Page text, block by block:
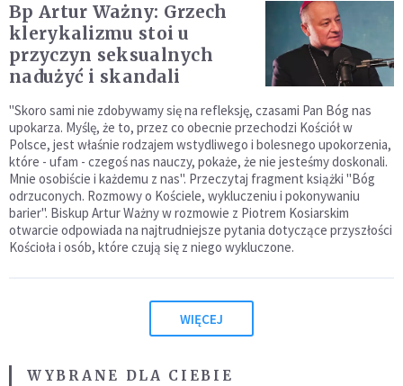
Bp Artur Ważny: Grzech
kle­rykalizmu stoi u
przyczyn seksualnych
nadużyć i skandali
"Skoro sami nie zdobywamy się na refleksję, czasami Pan Bóg nas
upokarza. Myślę, że to, przez co obecnie przechodzi Kościół w
Polsce, jest właśnie rodzajem wstydliwego i bolesnego upokorzenia,
które - ufam - czegoś nas nauczy, po­każe, że nie jesteśmy doskonali.
Mnie osobiście i każdemu z nas". Przeczytaj fragment książki "Bóg
odrzuconych. Rozmowy o Kościele, wykluczeniu i pokonywaniu
barier". Biskup Artur Ważny w rozmowie z Piotrem Kosiarskim
otwarcie odpowiada na najtrudniejsze pytania dotyczące przyszłości
Kościoła i osób, które czują się z niego wykluczone.
WIĘCEJ
WYBRANE DLA CIEBIE